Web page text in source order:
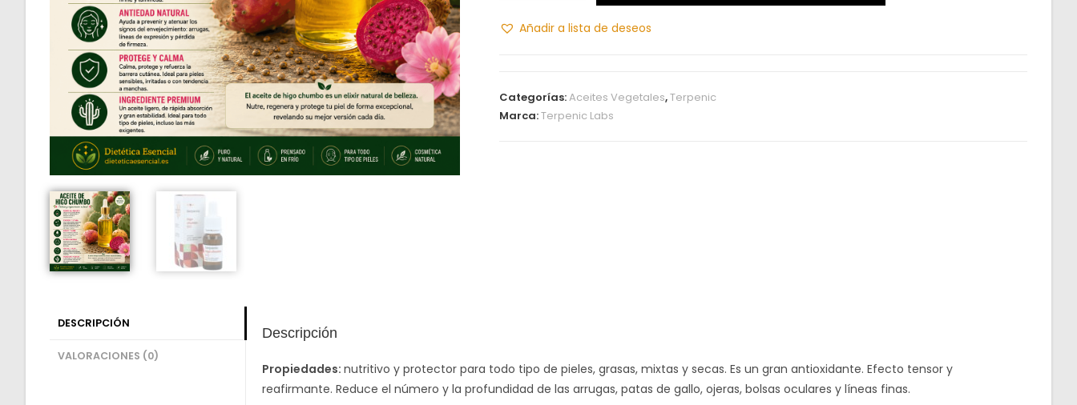
Añadir a lista de deseos
Categorías:Aceites Vegetales,Terpenic
Marca:Terpenic Labs
DESCRIPCIÓN
VALORACIONES (0)
Descripción
Propiedades: nutritivo y protector para todo tipo de pieles, grasas, mixtas y secas. Es un gran antioxidante. Efecto tensor y
reafirmante. Reduce el número y la profundidad de las arrugas, patas de gallo, ojeras, bolsas oculares y líneas finas.